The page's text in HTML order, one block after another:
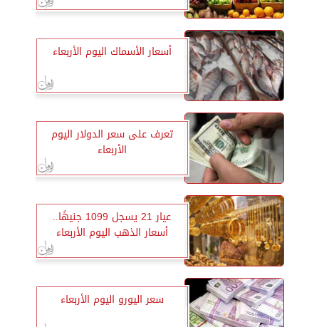
أسعار الأسماك اليوم الأربعاء
تعرف على سعر الدولار اليوم
الأربعاء
عيار 21 يسجل 1099 جنيهًا..
أسعار الذهب اليوم الأربعاء
سعر اليورو اليوم الأربعاء